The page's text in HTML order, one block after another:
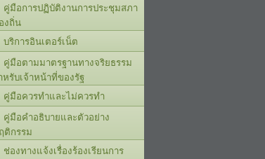
คู่มือการปฏิบัติงานการประชุมสภา
งถิ่น
บริการอินเตอร์เน็ต
คู่มือตามมาตรฐานทางจริยธรรม
หรับเจ้าหน้าที่ของรัฐ
คู่มือควรทำและไม่ควรทำ
คู่มือคำอธิบายและตัวอย่าง
ติกรรม
ช่องทางแจ้งเรื่องร้องเรียนการ